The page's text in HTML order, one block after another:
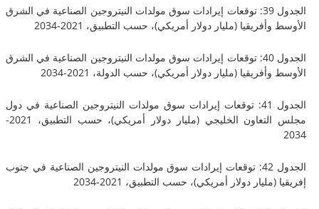
الجدول 39: توقعات إيرادات سوق مولدات النيتروجين الصناعية في الشرق
(مليار دولار أمريكي)، حسب التطبيق، 2021-2034
الجدول 40: توقعات إيرادات سوق مولدات النيتروجين الصناعية في الشرق
(مليار دولار أمريكي)، حسب الدولة، 2021-2034
الجدول 41: توقعات إيرادات سوق مولدات النيتروجين الصناعية في دول
مجلس التعاون الخليجي (مليار دولار أمريكي)، حسب التطبيق، 2021-
الجدول 42: توقعات إيرادات سوق مولدات النيتروجين الصناعية في جنوب
دولار أمريكي)، حسب التطبيق، 2021-2034